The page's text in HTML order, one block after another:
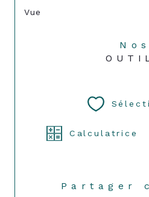
Vue
Nos
Calculatrice
Partager